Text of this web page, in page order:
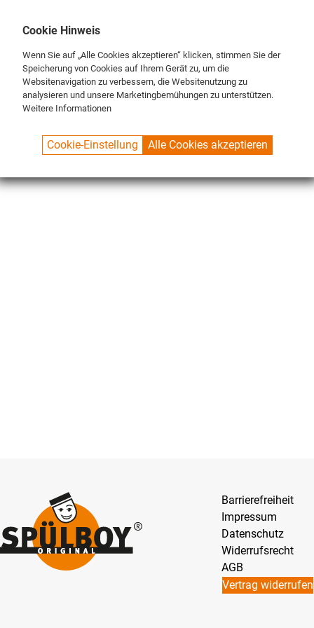
SPUELBOY.DE SHOP NU® LINE GERÄTE NU® PRO ICEBLUE
Barrierefreiheit
Impressum
Datenschutz
Widerrufsrecht
AGB
Vertrag widerrufen
Cookie Hinweis
Wenn Sie auf „Alle Cookies akzeptieren“ klicken, stimmen Sie der
Speicherung von Cookies auf Ihrem Gerät zu, um die
Websitenavigation zu verbessern, die Websitenutzung zu
analysieren und unsere Marketingbemühungen zu unterstützen.
Weitere Informationen
Cookie-Einstellung Alle Cookies akzeptieren